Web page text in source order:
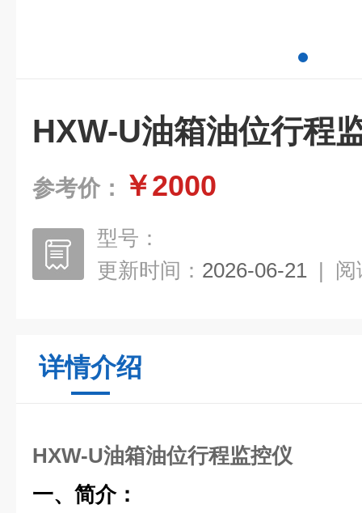
HXW-U油箱油位行程
参考价： ￥2000
型号：
更新时间： 2026-06-21 | 阅
详情介绍
HXW-U油箱油位行程监控仪
一、简介：